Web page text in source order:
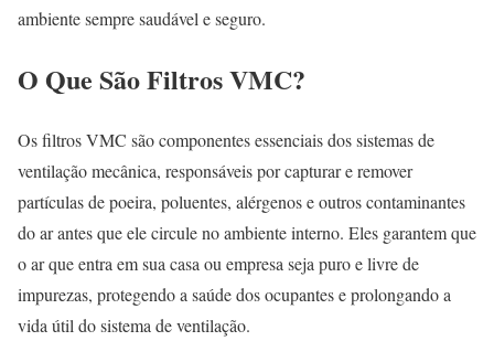
ambiente sempre saudável e seguro.
O Que São Filtros VMC?
Os filtros VMC são componentes essenciais dos sistemas de
ventilação mecânica, responsáveis por capturar e remover
partículas de poeira, poluentes, alérgenos e outros contaminantes
do ar antes que ele circule no ambiente interno. Eles garantem que
o ar que entra em sua casa ou empresa seja puro e livre de
impurezas, protegendo a saúde dos ocupantes e prolongando a
vida útil do sistema de ventilação.